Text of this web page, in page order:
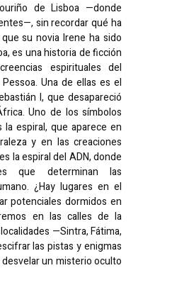
de Lisboa —donde
sin recordar qué ha
su novia Irene ha sido
es una historia de ficción
espirituales del
Una de ellas es el
I, que desapareció
Uno de los símbolos
espiral, que aparece en
y en las creaciones
la espiral del ADN, donde
que determinan las
¿Hay lugares en el
potenciales dormidos en
en las calles de la
—Sintra, Fátima,
las pistas y enigmas
un misterio oculto